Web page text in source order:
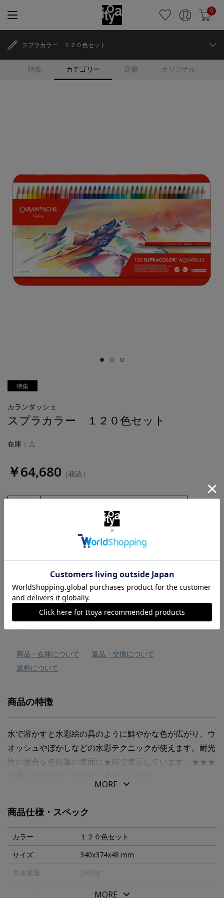
0
特集 カテゴリー 店舗 オリジナル
スプラカラー １２０色セット
特集
カランダッシュ
スプラカラー １２０色セット
在庫：△
￥64,680 （税込）
商品・在庫について
返品・交換について
送料について
商品の特徴
水で溶かすと水彩絵の具のように鮮やかな色が広がり、ウ
オッシュやぼかしなどの水彩テクニックが使えます。耐光
性の度合を色鉛筆の表面に★印で表示しています。★★★
MORE
商品仕様・スペック
カラー
１２０色セット
サイズ
340x374x48 mm
本体重量
2650g
顔料・展色材・木軸
MORE